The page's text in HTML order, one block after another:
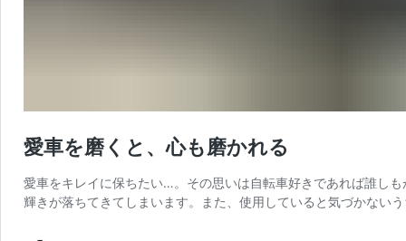
愛車を磨くと、心も磨かれる
愛車をキレイに保ちたい…。その思いは自転車好きであれば誰し
輝きが落ちてきてしまいます。また、使用していると気づかない